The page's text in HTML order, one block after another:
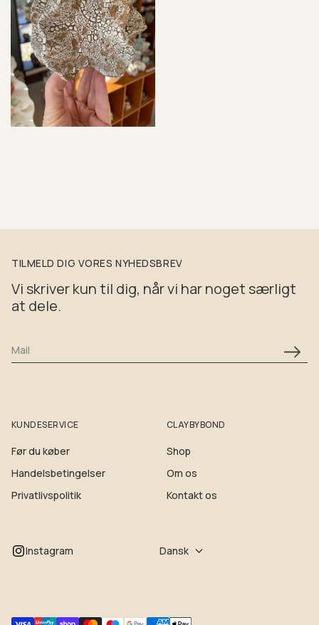
TILMELD DIG VORES NYHEDSBREV
Vi skriver kun til dig, når vi har noget særligt
at dele.
Mail
KUNDESERVICE
Før du køber
Handelsbetingelser
Privatlivspolitik
CLAYBYBOND
Shop
Om os
Kontakt os
Instagram Dansk